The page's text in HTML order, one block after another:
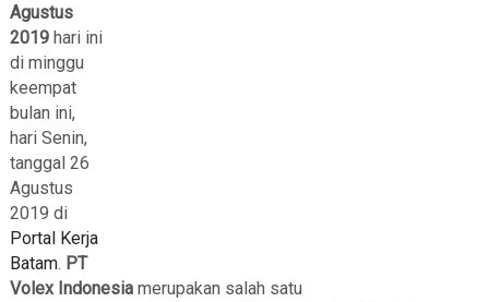
Agustus
2019hari ini
di minggu
keempat
bulan ini,
hari Senin,
tanggal 26
Agustus
2019 di
Portal Kerja
Batam. PT
Volex Indonesiamerupakan salah satu